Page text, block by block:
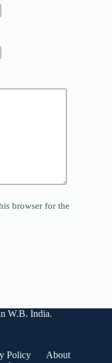
browser for the
W.B. India.
Policy
About